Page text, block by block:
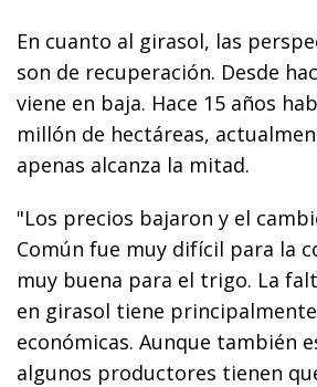
En cuanto al girasol, las
son de recuperación. Desde
viene en baja. Hace 15 años
millón de hectáreas,
apenas alcanza la mitad.
"Los precios bajaron y el
Común fue muy difícil para la
muy buena para el trigo. La
en girasol tiene
económicas. Aunque también
algunos productores tienen